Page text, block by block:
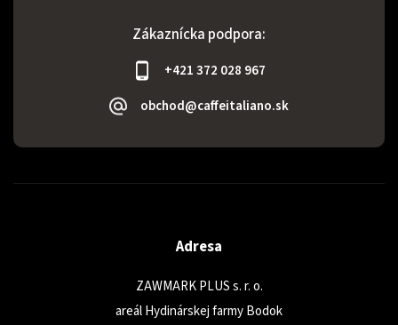
Zákaznícka podpora:
+421 372 028 967
obchod@caffeitaliano.sk
Adresa
ZAWMARK PLUS s. r. o.
areál Hydinárskej farmy Bodok